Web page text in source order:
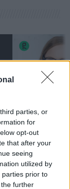
parties, or
for
opt-out
that after your
seeing
utilized by
parties prior to
further
A
az ember
Greendex